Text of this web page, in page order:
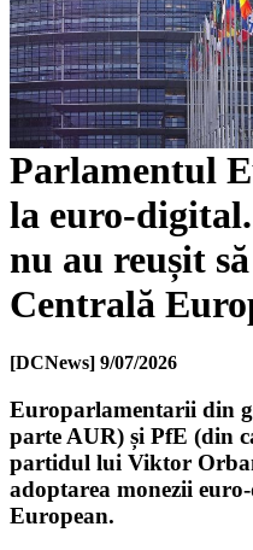
Parlamentul
la euro-
nu au reușit
Centrală
[DCNews] 9/07/2026
Europarlamentarii din
parte AUR) și PfE (din
partidul lui Viktor
adoptarea monezii
European.